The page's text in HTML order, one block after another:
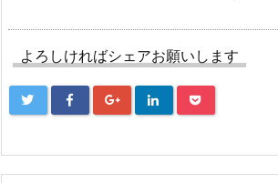
よろしければシェアお願いします